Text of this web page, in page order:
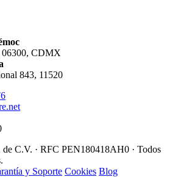
06300, CDMX
843, 11520
C.V. · RFC PEN180418AH0 · Todos
y Soporte Cookies Blog